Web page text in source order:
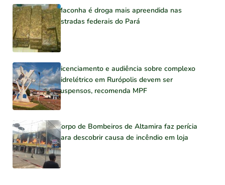
Maconha é droga mais apreendida nas
estradas federais do Pará
Licenciamento e audiência sobre complexo
hidrelétrico em Rurópolis devem ser
suspensos, recomenda MPF
Corpo de Bombeiros de Altamira faz perícia
para descobrir causa de incêndio em loja